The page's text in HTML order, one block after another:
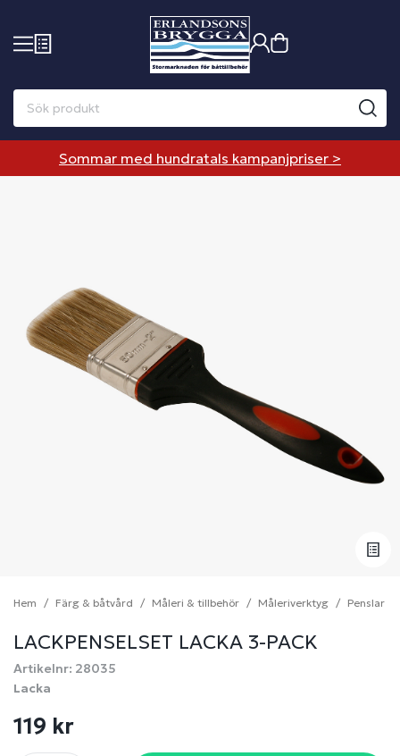
Sommar med hundratals kampanjpriser >
Hem Färg & båtvård Måleri & tillbehör Måleriverktyg Penslar
LACKPENSELSET LACKA 3-PACK
Artikelnr: 28035
Lacka
119 kr